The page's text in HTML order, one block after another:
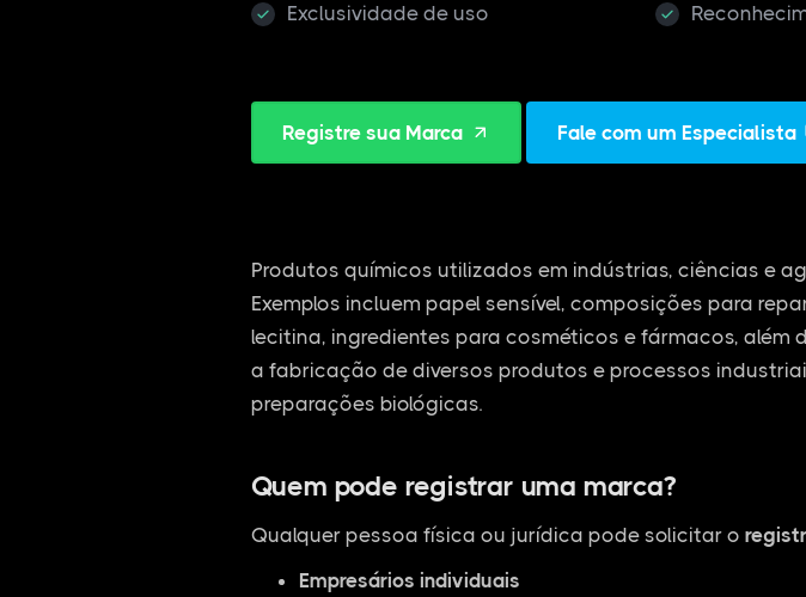
Exclusividade de uso
Registre sua Marca Fale com um Especialista
Produtos químicos utilizados em indústrias, ciências e
Exemplos incluem papel sensível, composições para
lecitina, ingredientes para cosméticos e fármacos, além
a fabricação de diversos produtos e processos
preparações biológicas.
Quem pode registrar uma marca?
Qualquer pessoa física ou jurídica pode solicitar o
Empresários individuais